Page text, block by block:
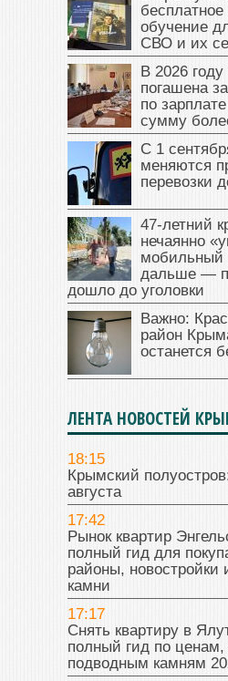
обучение
СВО и их
В 2026
погашена
по
сумму
С 1
меняются
перевозки
47‑летний
нечаянно
мобильный
дальше —
дошло до уголовки
Важно:
район
останется
ЛЕНТА НОВОСТЕЙ
18:15
Крымский
августа
17:42
Рынок квартир
полный гид для
районы, новостройки
камни
17:17
Снять квартиру в
полный гид по
подводным камням